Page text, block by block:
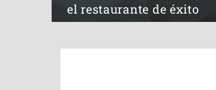
el restaurante de éxito